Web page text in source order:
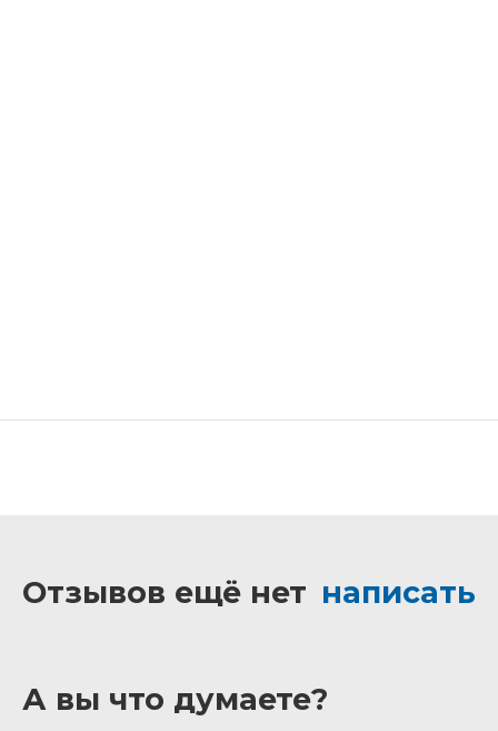
Отзывов ещё нет написать
А вы что думаете?